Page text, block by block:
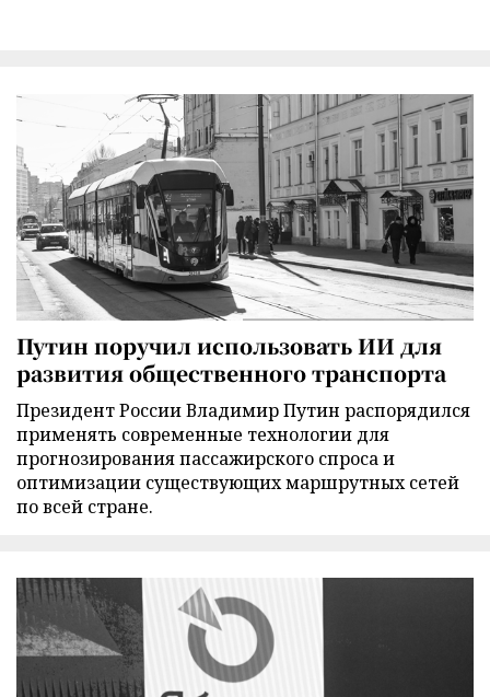
Путин поручил использовать ИИ для
развития общественного транспорта
Президент России Владимир Путин распорядился
применять современные технологии для
прогнозирования пассажирского спроса и
оптимизации существующих маршрутных сетей
по всей стране.